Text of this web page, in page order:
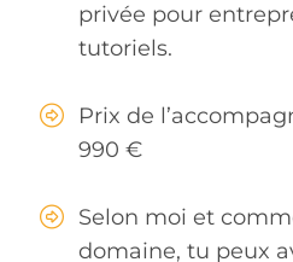
privée pour
tutoriels.
Prix de
990 €
Selon moi et
domaine, tu peux